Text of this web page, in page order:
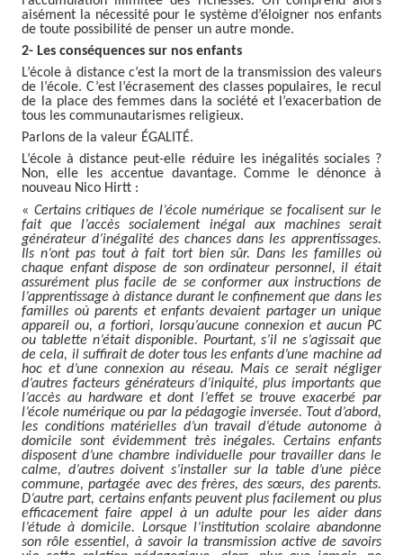
aisément la nécessité pour le système d’éloigner nos enfants
de toute possibilité de penser un autre monde.
2- Les conséquences sur nos enfants
L’école à distance c’est la mort de la transmission des valeurs
de l’école. C’est l’écrasement des classes populaires, le recul
de la place des femmes dans la société et l’exacerbation de
tous les communautarismes religieux.
Parlons de la valeur ÉGALITÉ.
L’école à distance peut-elle réduire les inégalités sociales ?
Non, elle les accentue davantage. Comme le dénonce à
nouveau Nico Hirtt :
« Certains critiques de l’école numérique se focalisent sur le
fait que l’accès socialement inégal aux machines serait
générateur d’inégalité des chances dans les apprentissages.
Ils n’ont pas tout à fait tort bien sûr. Dans les familles où
chaque enfant dispose de son ordinateur personnel, il était
assurément plus facile de se conformer aux instructions de
l’apprentissage à distance durant le confinement que dans les
familles où parents et enfants devaient partager un unique
appareil ou, a fortiori, lorsqu’aucune connexion et aucun PC
ou tablette n’était disponible. Pourtant, s’il ne s’agissait que
de cela, il suffirait de doter tous les enfants d’une machine ad
hoc et d’une connexion au réseau. Mais ce serait négliger
d’autres facteurs générateurs d’iniquité, plus importants que
l’accès au hardware et dont l’effet se trouve exacerbé par
l’école numérique ou par la pédagogie inversée. Tout d’abord,
les conditions matérielles d’un travail d’étude autonome à
domicile sont évidemment très inégales. Certains enfants
disposent d’une chambre individuelle pour travailler dans le
calme, d’autres doivent s’installer sur la table d’une pièce
commune, partagée avec des frères, des sœurs, des parents.
D’autre part, certains enfants peuvent plus facilement ou plus
efficacement faire appel à un adulte pour les aider dans
l’étude à domicile. Lorsque l’institution scolaire abandonne
son rôle essentiel, à savoir la transmission active de savoirs